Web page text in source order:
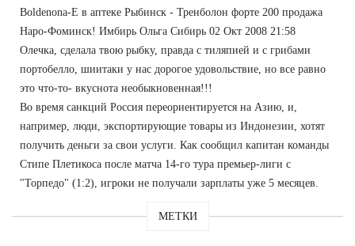
Boldenona-E в аптеке Рыбинск - Тренболон форте 200 продажа
Наро-Фоминск! Имбирь Ольга Сибирь 02 Окт 2008 21:58
Олечка, сделала твою рыбку, правда с тиляпией и с грибами
портобелло, шиитаки у нас дорогое удовольствие, но все равно
это что-то- вкуснота необыкновенная!!!
Во время санкций Россия переориентируется на Азию, и,
например, люди, экспортирующие товары из Индонезии, хотят
получить деньги за свои услуги. Как сообщил капитан команды
Стипе Плетикоса после матча 14-го тура премьер-лиги с
"Торпедо" (1:2), игроки не получали зарплаты уже 5 месяцев.
МЕТКИ